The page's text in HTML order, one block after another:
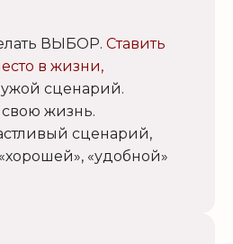
ВЫБОР. Ставить
в жизни,
сценарий.
свою жизнь.
сценарий,
«удобной»